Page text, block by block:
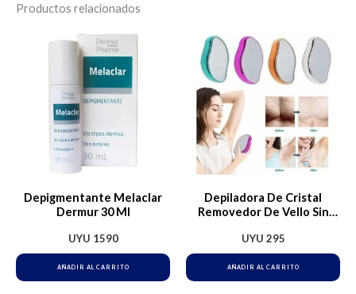
Productos relacionados
Depigmentante Melaclar
Dermur 30 Ml
UYU 1590
AÑADIR AL CARRITO
Depiladora De Cristal
Removedor De Vello Sin
UYU 295
AÑADIR AL CARRITO